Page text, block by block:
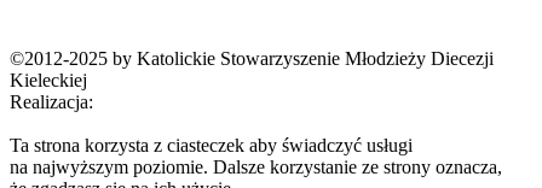
©2012-2025 by Katolickie Stowarzyszenie Młodzieży Diecezji
Kieleckiej
Realizacja:
Ta strona korzysta z ciasteczek aby świadczyć usługi
na najwyższym poziomie. Dalsze korzystanie ze strony oznacza,